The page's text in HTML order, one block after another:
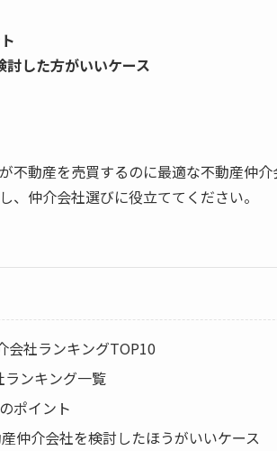
した方がいいケース
不動産を売買するのに最適な不動産仲
、仲介会社選びに役立ててください。
会社ランキングTOP10
ランキング一覧
ポイント
仲介会社を検討したほうがいいケース